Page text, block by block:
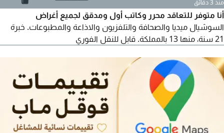
منذ 3 دقائق
أنا متوفر للتعاقد محرر وكاتب أول ومدقق لجميع أغراض
السوشيال ميديا والصحافة والتلفزيون والاذاعة والمطبوعات. خبرة
21 سنة، منها 13 بالمملكة. قابل للنقل الفوري